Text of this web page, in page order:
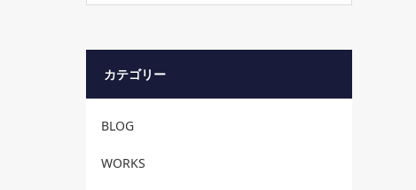
カテゴリー
BLOG
WORKS